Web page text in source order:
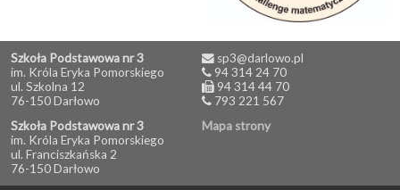
Szkoła Podstawowa nr 3
im. Króla Eryka Pomorskiego
ul. Szkolna 12
76-150 Darłowo
sp3@darlowo.pl
94 314 24 70
94 314 44 70
793 221 567
Szkoła Podstawowa nr 3
im. Króla Eryka Pomorskiego
ul. Franciszkańska 2
76-150 Darłowo
Mapa strony